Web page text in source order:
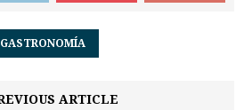
GASTRONOMÍA
ARTICLE